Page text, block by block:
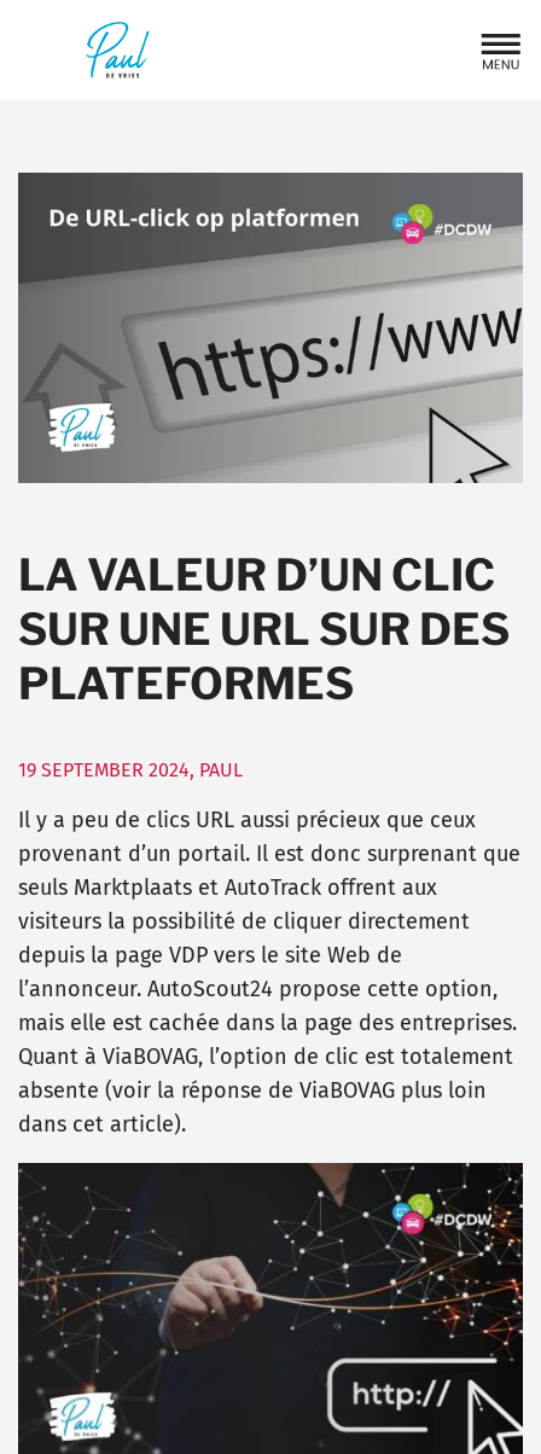
LA VALEUR D’UN CLIC
SUR UNE URL SUR DES
PLATEFORMES
19 SEPTEMBER 2024, PAUL
Il y a peu de clics URL aussi précieux que ceux
provenant d’un portail. Il est donc surprenant que
seuls Marktplaats et AutoTrack offrent aux
visiteurs la possibilité de cliquer directement
depuis la page VDP vers le site Web de
l’annonceur. AutoScout24 propose cette option,
mais elle est cachée dans la page des entreprises.
Quant à ViaBOVAG, l’option de clic est totalement
absente (voir la réponse de ViaBOVAG plus loin
dans cet article).